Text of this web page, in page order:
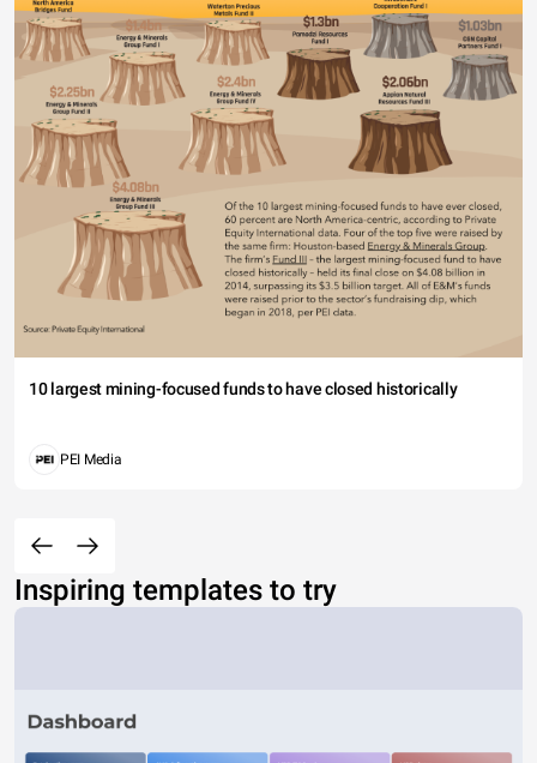
10 largest mining-focused funds to have closed historically
PEI Media
Inspiring templates to try